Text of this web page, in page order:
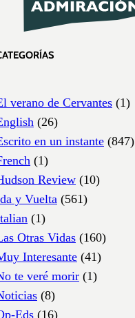
verano de Cervantes (1)
(26)
en un instante (847)
(1)
Review (10)
y Vuelta (561)
(1)
Otras Vidas (160)
Interesante (41)
te veré morir (1)
(8)
Eds (16)